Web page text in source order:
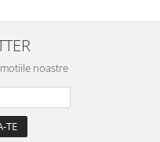
noastre